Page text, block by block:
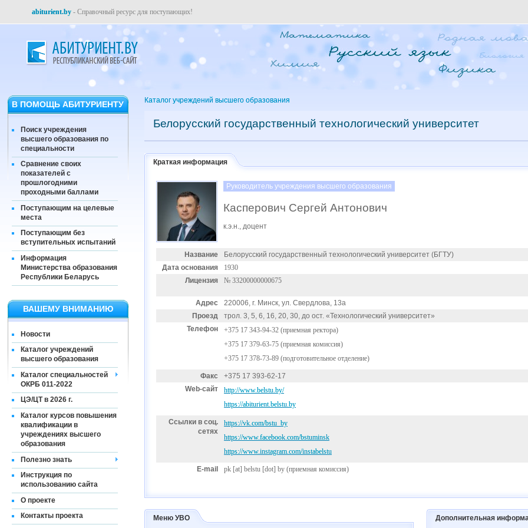
abiturient.by - Справочный ресурс для поступающих!
В ПОМОЩЬ АБИТУРИЕНТУ
Поиск учреждения
высшего образования по
специальности
Сравнение своих
показателей с
прошлогодними
проходными баллами
Поступающим на целевые
места
Поступающим без
вступительных испытаний
Информация
Министерства образования
Республики Беларусь
ВАШЕМУ ВНИМАНИЮ
Новости
Каталог учреждений
высшего образования
Каталог специальностей
ОКРБ 011-2022
ЦЭ/ЦТ в 2026 г.
Каталог курсов повышения
квалификации в
учреждениях высшего
образования
Полезно знать
Инструкция по
использованию сайта
О проекте
Контакты проекта
Каталог учреждений высшего образования
Белорусский государственный технологический университет
Краткая информация
Руководитель учреждения высшего образования
Касперович Сергей Антонович
к.э.н., доцент
Название
Белорусский государственный технологический университет (БГТУ)
Дата основания
1930
Лицензия
№ 33200000000675
Адрес
220006, г. Минск, ул. Свердлова, 13а
Проезд
трол. 3, 5, 6, 16, 20, 30, до ост. «Технологический университет»
Телефон
+375 17 343-94-32 (приемная ректора)
+375 17 379-63-75 (приемная комиссия)
+375 17 378-73-89 (подготовительное отделение)
Факс
+375 17 393-62-17
Web-сайт
http://www.belstu.by/
https://abiturient.belstu.by
Ссылки в соц.
сетях
https://vk.com/bstu_by
https://www.facebook.com/bstuminsk
https://www.instagram.com/instabelstu
E-mail pk [at] belstu [dot] by (приемная комиссия)
Дополнительная
Меню УВО